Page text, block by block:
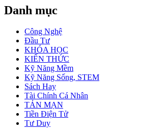
Danh mục
Công Nghệ
Đầu Tư
KHÓA HỌC
KIẾN THỨC
Kỹ Năng Mềm
Kỹ Năng Sống, STEM
Sách Hay
Tài Chính Cá Nhân
TẢN MẠN
Tiền Điện Tử
Tư Duy